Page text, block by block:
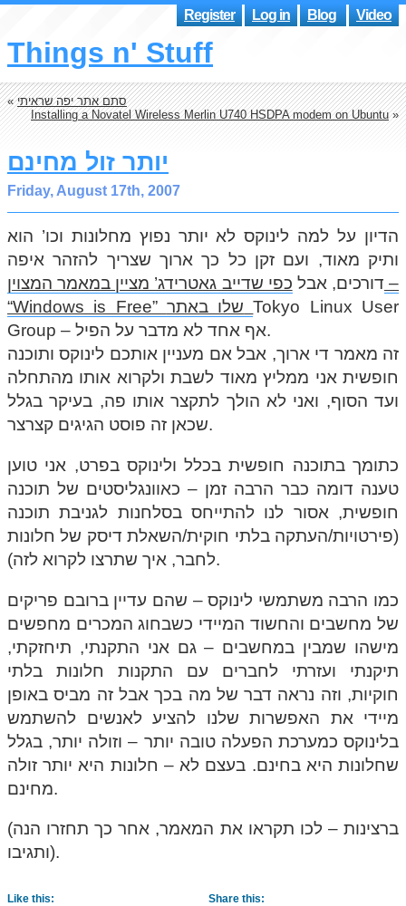
Register Log in Blog Video
Things n' Stuff
«סתם אתר יפה שראיתי
Installing a Novatel Wireless Merlin U740 HSDPA modem on Ubuntu»
יותר זול מחינם
Friday, August 17th, 2007
הדיון על למה לינוקס לא יותר נפוץ מחלונות וכו’ הוא
ותיק מאוד, ועם זקן כל כך ארוך שצריך להזהר איפה
דורכים, אבל כפי שדייב גאטרידג’ מציין במאמר המצוין –
“Windows is Free” שלו באתרTokyo Linux User
Group – אף אחד לא מדבר על הפיל.
זה מאמר די ארוך, אבל אם מעניין אותכם לינוקס ותוכנה
חופשית אני ממליץ מאוד לשבת ולקרוא אותו מהתחלה
ועד הסוף, ואני לא הולך לתקצר אותו פה, בעיקר בגלל
שכאן זה פוסט הגיגים קצרצר.
כתומך בתוכנה חופשית בכלל ולינוקס בפרט, אני טוען
טענה דומה כבר הרבה זמן – כאוונגליסטים של תוכנה
חופשית, אסור לנו להתייחס בסלחנות לגניבת תוכנה
(פירטויות/העתקה בלתי חוקית/השאלת דיסק של חלונות
לחבר, איך שתרצו לקרוא לזה).
כמו הרבה משתמשי לינוקס – שהם עדיין ברובם פריקים
של מחשבים והחשוד המיידי כשבחוג המכרים מחפשים
מישהו שמבין במחשבים – גם אני התקנתי, תיחזקתי,
תיקנתי ועזרתי לחברים עם התקנות חלונות בלתי
חוקיות, וזה נראה דבר של מה בכך אבל זה מביס באופן
מיידי את האפשרות שלנו להציע לאנשים להשתמש
בלינוקס כמערכת הפעלה טובה יותר – וזולה יותר, בגלל
שחלונות היא בחינם. בעצם לא – חלונות היא יותר זולה
מחינם.
(ברצינות – לכו תקראו את המאמר, אחר כך תחזרו הנה
ותגיבו).
Share this:
Like this: